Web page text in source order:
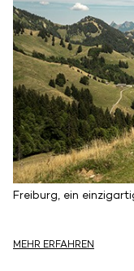
Freiburg, ein
MEHR ERFAHREN